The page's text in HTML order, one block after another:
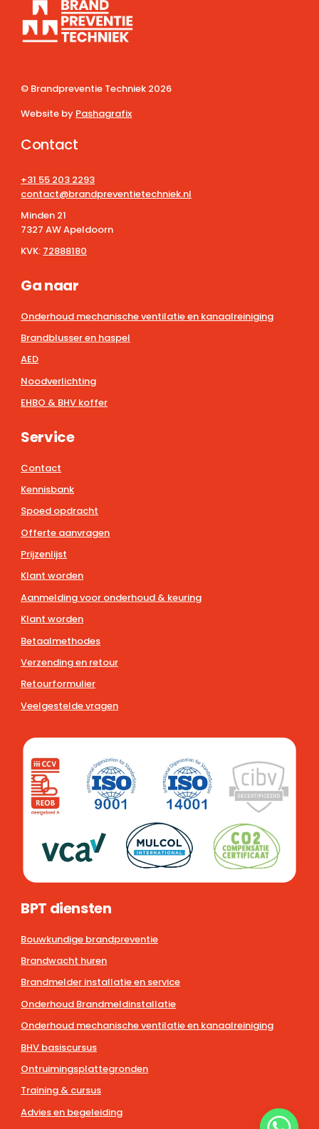
© Brandpreventie Techniek 2026
Website by Pashagrafix
Contact
+31 55 203 2293
contact@brandpreventietechniek.nl
Minden 21
7327 AW Apeldoorn
KVK: 72888180
Ga naar
Onderhoud mechanische ventilatie en kanaalreiniging
Brandblusser en haspel
AED
Noodverlichting
EHBO & BHV koffer
Service
Contact
Kennisbank
Spoed opdracht
Offerte aanvragen
Prijzenlijst
Klant worden
Aanmelding voor onderhoud & keuring
Klant worden
Betaalmethodes
Verzending en retour
Retourformulier
Veelgestelde vragen
BPT diensten
Bouwkundige brandpreventie
Brandwacht huren
Brandmelder installatie en service
Onderhoud Brandmeldinstallatie
Onderhoud mechanische ventilatie en kanaalreiniging
BHV basiscursus
Ontruimingsplattegronden
Training & cursus
Advies en begeleiding